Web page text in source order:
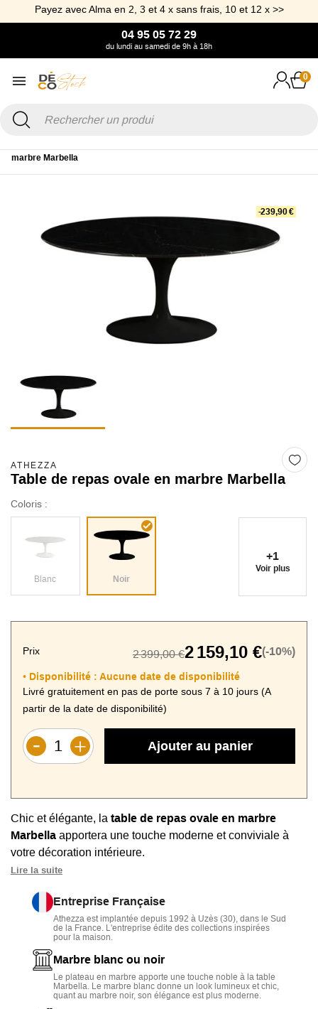
Payez avec Alma en 2, 3 et 4 x sans frais, 10 et 12 x >>
04 95 05 72 29
du lundi au samedi de 9h à 18h
0
marbre Marbella
-239,90 €
ATHEZZA
Table de repas ovale en marbre Marbella
Coloris :
Blanc Noir
+1
Voir plus
Prix 2 399,00 €2 159,10 €(-10%)
• Disponibilité : Aucune date de disponibilité
Livré gratuitement en pas de porte sous 7 à 10 jours (A
partir de la date de disponibilité)
Ajouter au panier
Chic et élégante, la table de repas ovale en marbre
Marbella apportera une touche moderne et conviviale à
votre décoration intérieure.
Élégante et design seventies :
grand plateau ovale en marbre
ou blanc avec base ronde
Conviviale :plateau ovale de 180 x 120 cm pour accueillir
confortablement 6 personnes
Fabrication de qualité :plateau enmarbre noir ou blanc
piétement enmétal
Lire la suite
Entreprise Française
Athezza est implantée depuis 1992 à Uzès (30), dans le Sud
de la France. L'entreprise édite des collections inspirées
pour la maison.
Marbre blanc ou noir
Le plateau en marbre apporte une touche noble à la table
Marbella. Le marbre blanc donne un look lumineux et chic,
quant au marbre noir, son élégance est plus moderne.